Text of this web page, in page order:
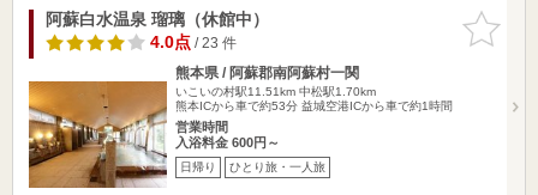
お気に入
りに追加
阿蘇白水温泉 瑠璃（休館中）
4.0点/ 23 件
熊本県 / 阿蘇郡南阿蘇村一関
いこいの村駅11.51km 中松駅1.70km
熊本ICから車で約53分 益城空港ICから車で約1時間
営業時間
入浴料金 600円～
日帰り ひとり旅・一人旅